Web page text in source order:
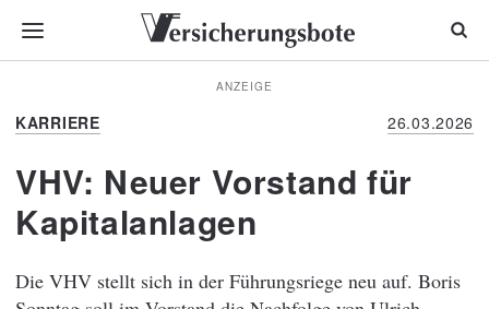
ANZEIGE
KARRIERE 26.03.2026
VHV: Neuer Vorstand für
Kapitalanlagen
Die VHV stellt sich in der Führungsriege neu auf. Boris